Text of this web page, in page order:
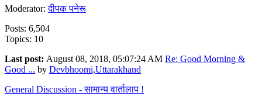
Moderator:दीपक पनेरू
Posts: 6,504
Topics: 10
Last post: August 08, 2018, 05:07:24 AM Re: Good Morning &
Good ... by Devbhoomi,Uttarakhand
General Discussion - सामान्य वार्तालाप !